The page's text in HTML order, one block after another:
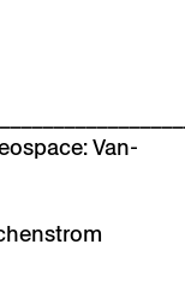
Van-